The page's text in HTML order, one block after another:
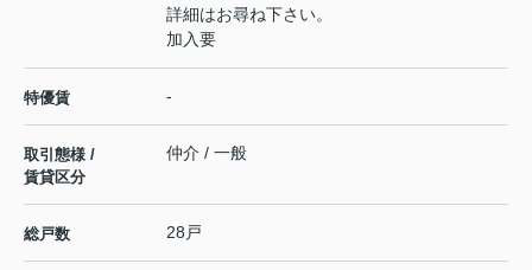
詳細はお尋ね下さい。
加入要
特優賃 -
取引態様 /
賃貸区分
仲介 / 一般
総戸数 28戸